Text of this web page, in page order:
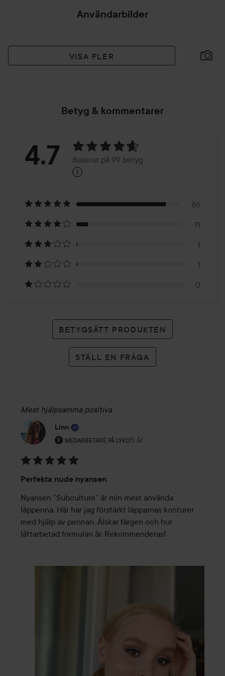
Användarbilder
VISA FLER
Betyg & kommentarer
Betyg:
Baserat
på
99
betyg
4.7 Baserat på 99 betyg
i
86
11
1
1
0
BETYGSÄTT PRODUKTEN
STÄLL EN FRÅGA
Mest hjälpsamma positiva
Linn
MEDARBETARE PÅ LYKO
Användarens roll: Medarbetare på Lyko.
5 år
Inlägget skapades 5 år
5
av
5
Perfekta nude nyansen
Nyansen ”Subculture” är min mest använda
läppenna. Här har jag förstärkt läpparnas konturer
med hjälp av pennan. Älskar färgen och hur
lättarbetad formulan är. Rekommenderas!